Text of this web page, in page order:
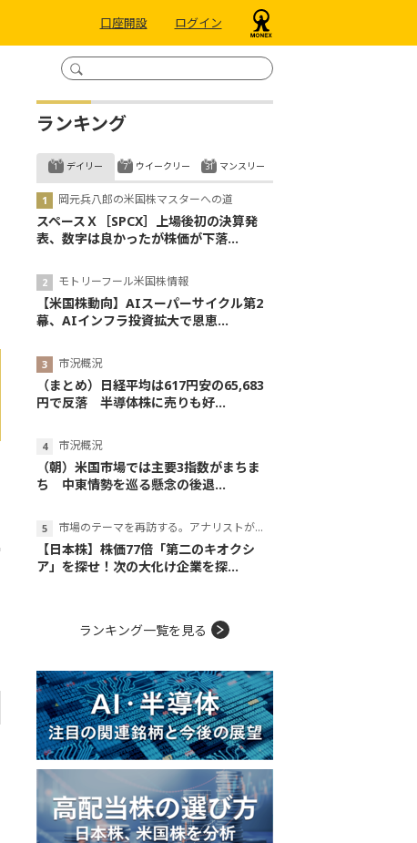
口座開設 ログイン
ランキング
デイリー
岡元兵八郎の米国株マスターへの道
スペースＸ［SPCX］上場後初の決算発
表、数字は良かったが株価が下落...
モトリーフール米国株情報
【米国株動向】AIスーパーサイクル第2
幕、AIインフラ投資拡大で恩恵...
市況概況
（まとめ）日経平均は617円安の65,683
円で反落 半導体株に売りも好...
市況概況
（朝）米国市場では主要3指数がまちま
ち 中東情勢を巡る懸念の後退...
市場のテーマを再訪する。アナリストが読み解くテーマの本質
【日本株】株価77倍「第二のキオクシ
ア」を探せ！次の大化け企業を探...
ウイークリー マンスリー
ランキング一覧を見る